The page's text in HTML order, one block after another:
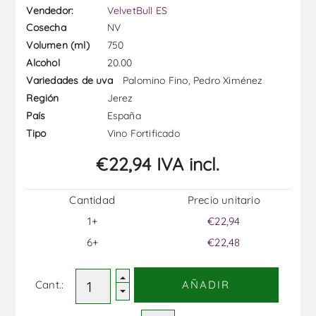
Vendedor:
VelvetBull ES
Cosecha
NV
Volumen (ml)
750
Alcohol
20.00
Variedades de uva
Palomino Fino, Pedro Ximénez
Región
Jerez
País
España
Tipo
Vino Fortificado
€22,94 IVA incl.
Cantidad
1+
6+
Precio unitario
€22,94
€22,48
Cant.: AÑADIR